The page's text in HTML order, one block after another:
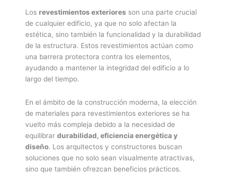
Los revestimientos exteriores son una parte crucial
de cualquier edificio, ya que no solo afectan la
estética, sino también la funcionalidad y la durabilidad
de la estructura. Estos revestimientos actúan como
una barrera protectora contra los elementos,
ayudando a mantener la integridad del edificio a lo
largo del tiempo.
En el ámbito de la construcción moderna, la elección
de materiales para revestimientos exteriores se ha
vuelto más compleja debido a la necesidad de
equilibrar durabilidad, eficiencia energética y
diseño. Los arquitectos y constructores buscan
soluciones que no solo sean visualmente atractivas,
sino que también ofrezcan beneficios prácticos.